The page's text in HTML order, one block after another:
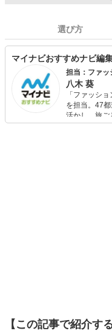
選び方
マイナビおすすめナビ編
担当：ファッ
八木 葵
「ファッシ
を担当。47
活かし、旅ご
が得意。また
【この記事で紹介す